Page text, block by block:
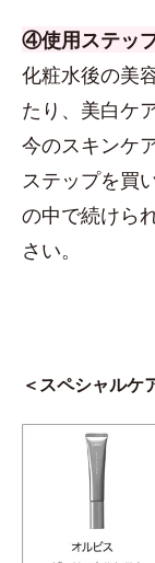
④使用ステッ
化粧水後の美
たり、美白ケ
今のスキンケ
ステップを買
の中で続けら
さい。
＜スペシャルケ